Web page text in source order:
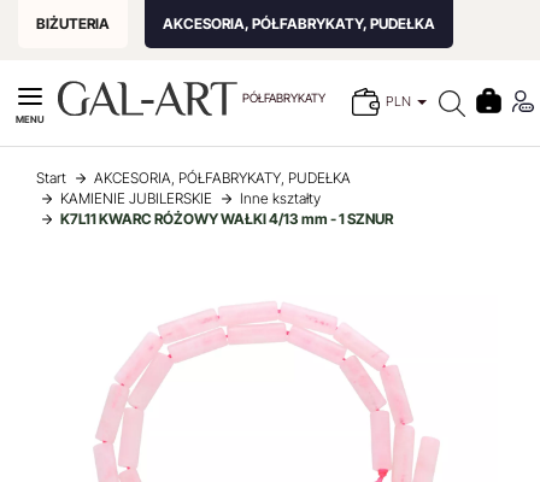
BIŻUTERIA AKCESORIA, PÓŁFABRYKATY, PUDEŁKA
PÓŁFABRYKATY PLN
MENU
Start
AKCESORIA, PÓŁFABRYKATY, PUDEŁKA
KAMIENIE JUBILERSKIE
Inne kształty
K7L11 KWARC RÓŻOWY WAŁKI 4/13 mm - 1 SZNUR